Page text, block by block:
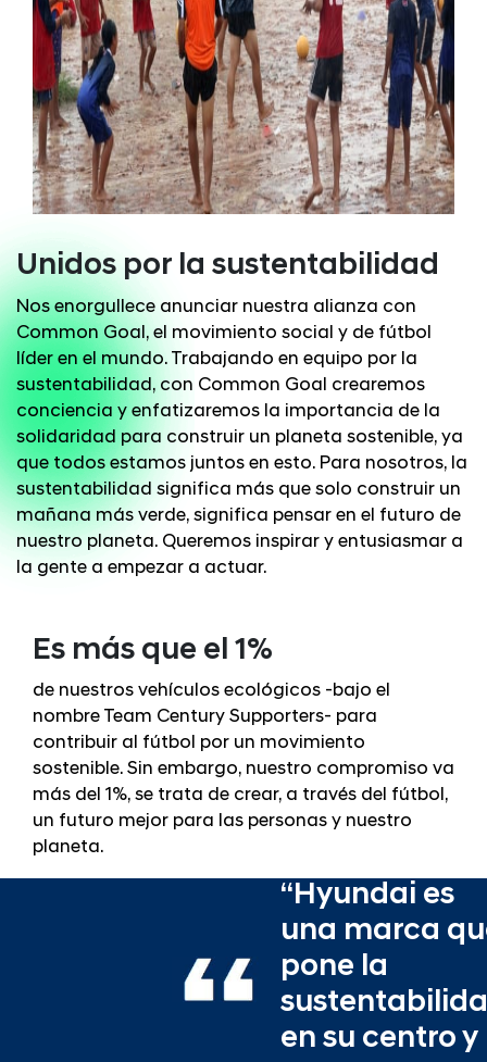
Unidos por la sustentabilidad
Nos enorgullece anunciar nuestra alianza con
Common Goal, el movimiento social y de fútbol
líder en el mundo. Trabajando en equipo por la
sustentabilidad, con Common Goal crearemos
conciencia y enfatizaremos la importancia de la
solidaridad para construir un planeta sostenible, ya
que todos estamos juntos en esto. Para nosotros, la
sustentabilidad significa más que solo construir un
mañana más verde, significa pensar en el futuro de
nuestro planeta. Queremos inspirar y entusiasmar a
la gente a empezar a actuar.
Es más que el 1%
de nuestros vehículos ecológicos -bajo el
nombre Team Century Supporters- para
contribuir al fútbol por un movimiento
sostenible. Sin embargo, nuestro compromiso va
más del 1%, se trata de crear, a través del fútbol,
un futuro mejor para las personas y nuestro
planeta.
“Hyundai es
una marca
pone la
en su centro y